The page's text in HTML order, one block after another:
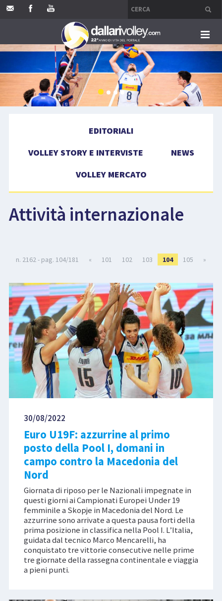
HOME
EDITORIALI
VOLLEY MERCATO
COMPETIZIONI
EVENTI
EDITORIALI
VOLLEY STORY E INTERVISTE
NEWS
VOLLEY MERCATO
Attività internazionale
n. 2162 - pag. 104/181 « 101 102 103 104 105 »
30/08/2022
Euro U19F: azzurrine al primo
posto della Pool I, domani in
campo contro la Macedonia del
Nord
Giornata di riposo per le Nazionali impegnate in
questi giorni ai Campionati Europei Under 19
femminile a Skopje in Macedonia del Nord. Le
azzurrine sono arrivate a questa pausa forti della
prima posizione in classifica nella Pool I. L’Italia,
guidata dal tecnico Marco Mencarelli, ha
conquistato tre vittorie consecutive nelle prime
tre giornate della rassegna continentale e viaggia
a pieni punti.